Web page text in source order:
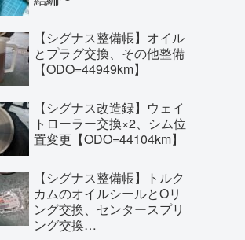
【シグナス整備帳】オイル
とプラグ交換、その他整備
【ODO=44949km】
【シグナス改造録】ウェイ
トローラー交換×2、シム位
置変更【ODO=44104km】
【シグナス整備帳】トルク
カムのオイルシールとOリ
ング交換、センタースプリ
ング交換